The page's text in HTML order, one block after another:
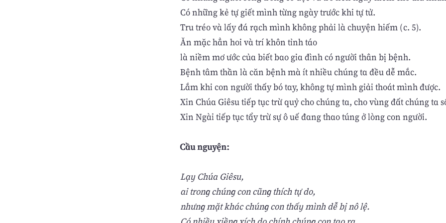
Có những kẻ tự giết mình từng ngày trước khi tự tử.
Tru tréo và lấy đá rạch mình không phải là chuyện hiếm (c. 5).
Ăn mặc hẳn hoi và trí khôn tỉnh táo
là niềm mơ ước của biết bao gia đình có người thân bị bệnh.
Bệnh tâm thần là căn bệnh mà ít nhiều chúng ta đều dễ mắc.
Lắm khi con người thấy bó tay, không tự mình giải thoát mình được.
Xin Chúa Giêsu tiếp tục trừ quỷ cho chúng ta, cho vùng đất chúng ta
Xin Ngài tiếp tục tẩy trừ sự ô uế đang thao túng ở lòng con người.
Cầu nguyện:
Lạy Chúa Giêsu,
ai trong chúng con cũng thích tự do,
nhưng mặt khác chúng con thấy mình dễ bị nô lệ.